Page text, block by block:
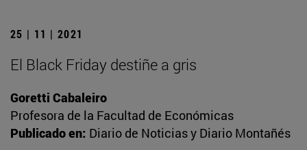
25 | 11 | 2021
El Black Friday destiñe a gris
Goretti Cabaleiro
Profesora de la Facultad de Económicas
Publicado en: Diario de Noticias y Diario Montañés